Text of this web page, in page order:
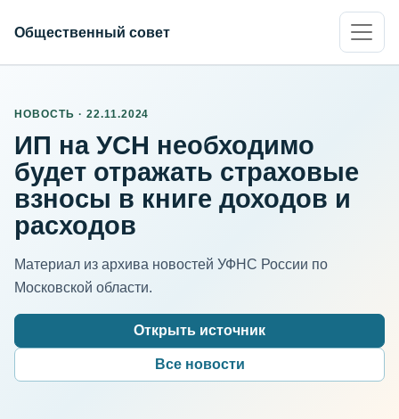
Общественный совет
НОВОСТЬ · 22.11.2024
ИП на УСН необходимо
будет отражать страховые
взносы в книге доходов и
расходов
Материал из архива новостей УФНС России по
Московской области.
Открыть источник
Все новости